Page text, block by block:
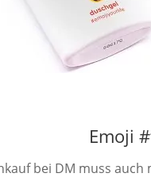
Emoji
bei DM muss